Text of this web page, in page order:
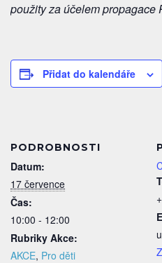
použity za účelem propagace
Přidat do kalendáře
PODROBNOSTI
Datum:
17 července
Čas:
10:00 - 12:00
Rubriky Akce:
AKCE, Pro děti